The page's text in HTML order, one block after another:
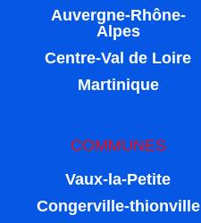
Auvergne-Rhône-
Alpes
Centre-Val de Loire
Martinique
COMMUNES
Vaux-la-Petite
Congerville-thionville